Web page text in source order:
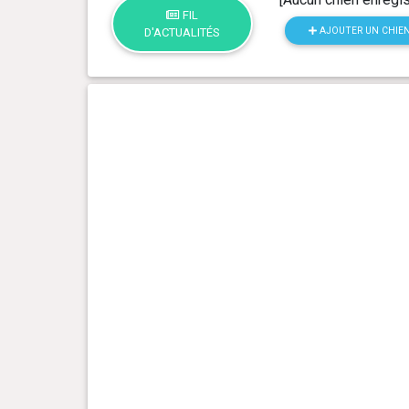
FIL
D'ACTUALITÉS
AJOUTER UN